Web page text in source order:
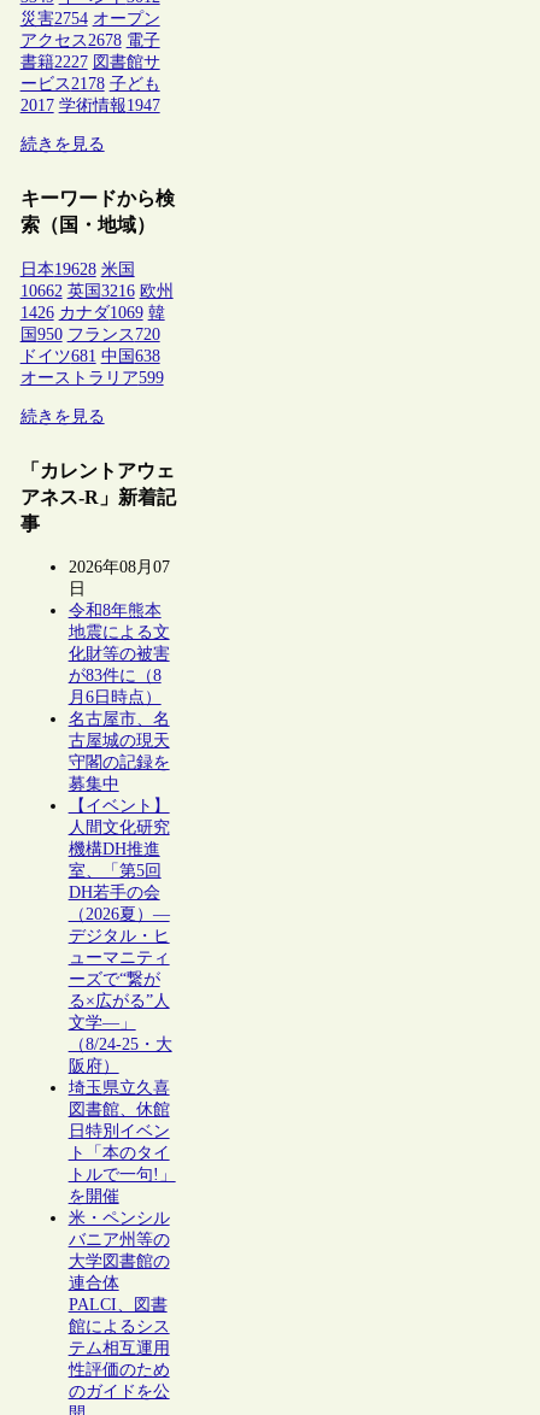
災害2754 オープン
アクセス2678 電子
書籍2227 図書館サ
ービス2178 子ども
2017 学術情報1947
続きを見る
キーワードから検
索（国・地域）
日本19628 米国
10662 英国3216 欧州
1426 カナダ1069 韓
国950 フランス 720
ドイツ681 中国638
オーストラリア599
続きを見る
「カレントアウェ
アネス-R」新着記
事
2026年08月07
日
令和8年熊本
地震による文
化財等の被害
が83件に（8
月6日時点）
名古屋市、名
古屋城の現天
守閣の記録を
募集中
【イベント】
人間文化研究
機構DH推進
室、「第5回
DH若手の会
（2026夏）―
デジタル・ヒ
ューマニティ
ーズで“繋が
る×広がる”人
文学―」
（8/24-25・大
阪府）
埼玉県立久喜
図書館、休館
日特別イベン
ト「本のタイ
トルで一句!」
を開催
米・ペンシル
バニア州等の
大学図書館の
連合体
PALCI、図書
館によるシス
テム相互運用
性評価のため
のガイドを公